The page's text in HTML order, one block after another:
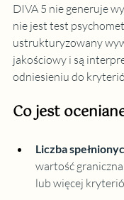
DIVA 5 nie generuje
nie jest test
ustrukturyzowany
jakościowy i są
odniesieniu do
Co jest
Liczba
wartość
lub więcej